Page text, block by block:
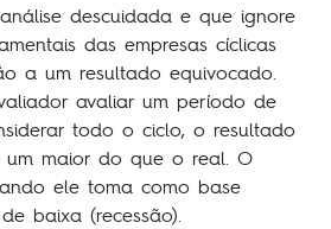
descuidada e que ignore
das empresas cíclicas
a um resultado equivocado.
avaliar um período de
todo o ciclo, o resultado
um maior do que o real. O
ele toma como base
baixa (recessão).